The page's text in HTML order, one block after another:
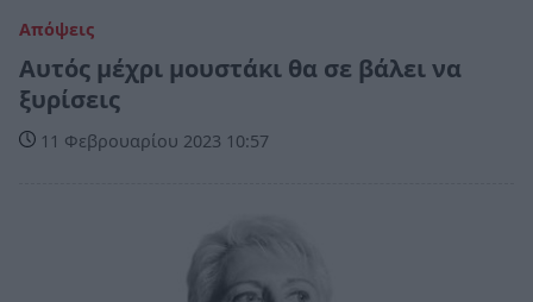
Απόψεις
Αυτός μέχρι μουστάκι θα σε βάλει να
ξυρίσεις
11 Φεβρουαρίου 2023 10:57